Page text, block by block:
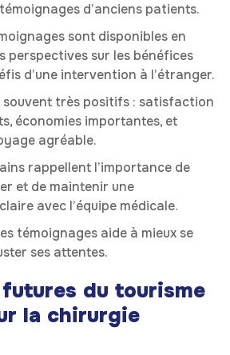
d’anciens patients.
sont disponibles en
perspectives sur les bénéfices
d’une intervention à l’étranger.
souvent très positifs : satisfaction
économies importantes, et
agréable.
rappellent l’importance de
et de maintenir une
avec l’équipe médicale.
témoignages aide à mieux se
ses attentes.
du tourisme
la chirurgie